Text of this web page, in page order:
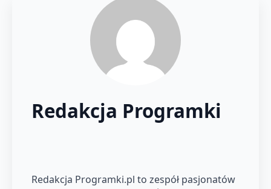
Redakcja Programki
Redakcja Programki.pl to zespół pasjonatów